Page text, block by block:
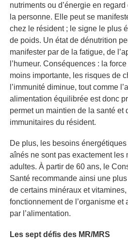
nutriments ou d’énergie en
la personne. Elle peut se
chez le résident ; le signe le plus
de poids. Un état de dénutrition
manifester par de la fatigue, de
l’humeur. Conséquences : la
moins importante, les risques de
l’immunité diminue, tout comme
alimentation équilibrée est donc
permet un maintien de la santé et
immunitaires du résident.
De plus, les besoins
aînés ne sont pas exactement les
adultes. À partir de 60 ans, le
Santé recommande ainsi une
de certains minéraux et
fonctionnement de l’organisme et
par l’alimentation.
Les sept défis des MR/MRS